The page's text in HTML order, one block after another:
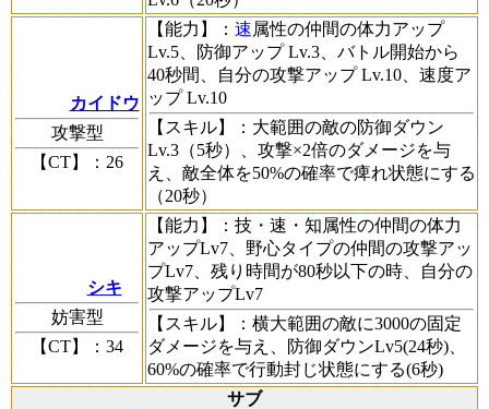
カイドウ
攻撃型
【CT】
：26
【能力】 ： 速属性の仲間の体力アップ
Lv.5、防御アップ Lv.3、バトル開始から
40秒間、自分の攻撃アップ Lv.10、速度ア
ップ Lv.10
【スキル】
：大範囲の敵の防御ダウン
Lv.3（5秒）、攻撃×2倍のダメージを与
え、敵全体を50%の確率で痺れ状態にする
（20秒）
シキ
妨害型
【CT】
：34
【能力】
：技・速・知属性の仲間の体力
アップLv7、野心タイプの仲間の攻撃アッ
プLv7、残り時間が80秒以下の時、自分の
攻撃アップLv7
【スキル】
：横大範囲の敵に3000の固定
ダメージを与え、防御ダウンLv5(24秒)、
60%の確率で行動封じ状態にする(6秒)
サブ